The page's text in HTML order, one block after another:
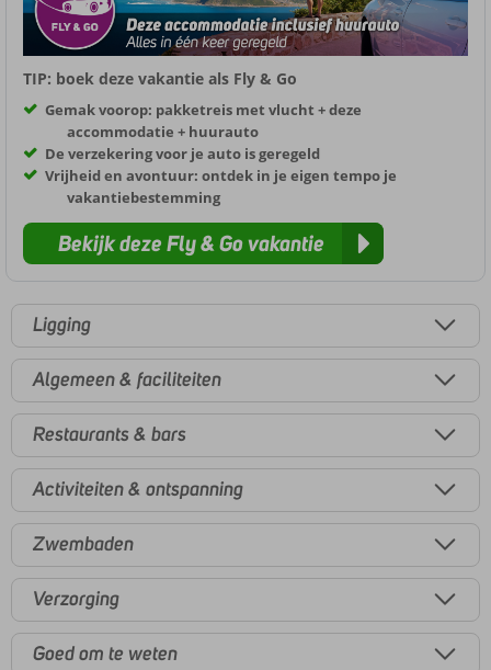
TIP: boek deze vakantie als Fly & Go
Gemak voorop: pakketreis met vlucht + deze
accommodatie + huurauto
De verzekering voor je auto is geregeld
Vrijheid en avontuur: ontdek in je eigen tempo je
vakantiebestemming
Bekijk deze Fly & Go vakantie
Ligging
Algemeen & faciliteiten
Restaurants & bars
Activiteiten & ontspanning
Zwembaden
Verzorging
Goed om te weten